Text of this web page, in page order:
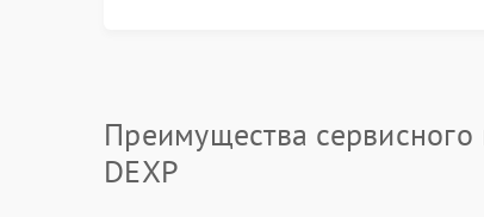
Преимущества сервисного
DEXP